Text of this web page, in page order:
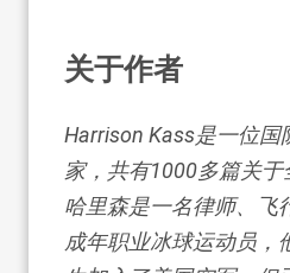
关于作者
Harrison Kass是一位国
家，共有1000多篇关于
哈里森是一名律师、飞
成年职业冰球运动员，